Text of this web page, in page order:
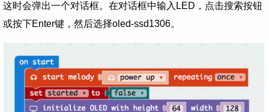
这时会弹出一个对话框。在对话框中输入LED，点击搜索按钮
或按下Enter键，然后选择oled-ssd1306。